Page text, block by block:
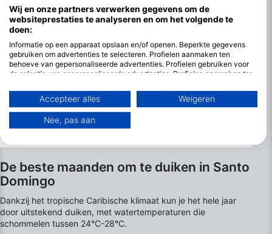
De beste maanden om te duiken in Santo
Domingo
Dankzij het tropische Caribische klimaat kun je het hele jaar
door uitstekend duiken, met watertemperaturen die
schommelen tussen 24°C-28°C.
Wij en onze partners verwerken gegevens om de
websiteprestaties te analyseren en om het volgende te
doen:
Informatie op een apparaat opslaan en/of openen. Beperkte gegevens
gebruiken om advertenties te selecteren. Profielen aanmaken ten
behoeve van gepersonaliseerde advertenties. Profielen gebruiken voor
de selectie van gepersonaliseerde advertenties. Profielen aanmaken ter
gepersonaliseerde content. De prestaties van advertenties meten.
Contentprestaties meten. Publieksgroepen begrijpen aan de hand van
statistieken of combinaties van gegevens uit verschillende bronnen.
Diensten ontwikkelen en verbeteren. Beperkte gegevens gebruiken om
Meer informatie over het datagebruik door Google vindt u hier:
Gegevens kunnen buiten de Europese Unie worden gedeeld en naar de
VS worden verzonden.
Uw toestemming en het cookie zijn uitsluitend van toepassing op deze
website/app.
Bekijk partnerlijst (1 IAB-verkopers)
Wij gebruiken uw gegevens voor de volgende doeleinden:
Accepteer alles Weigeren
Nee, pas aan